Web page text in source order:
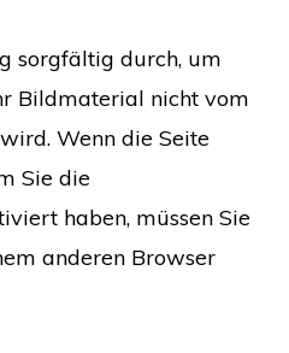
sorgfältig durch, um
Bildmaterial nicht vom
Wenn die Seite
Sie die
haben, müssen Sie
anderen Browser